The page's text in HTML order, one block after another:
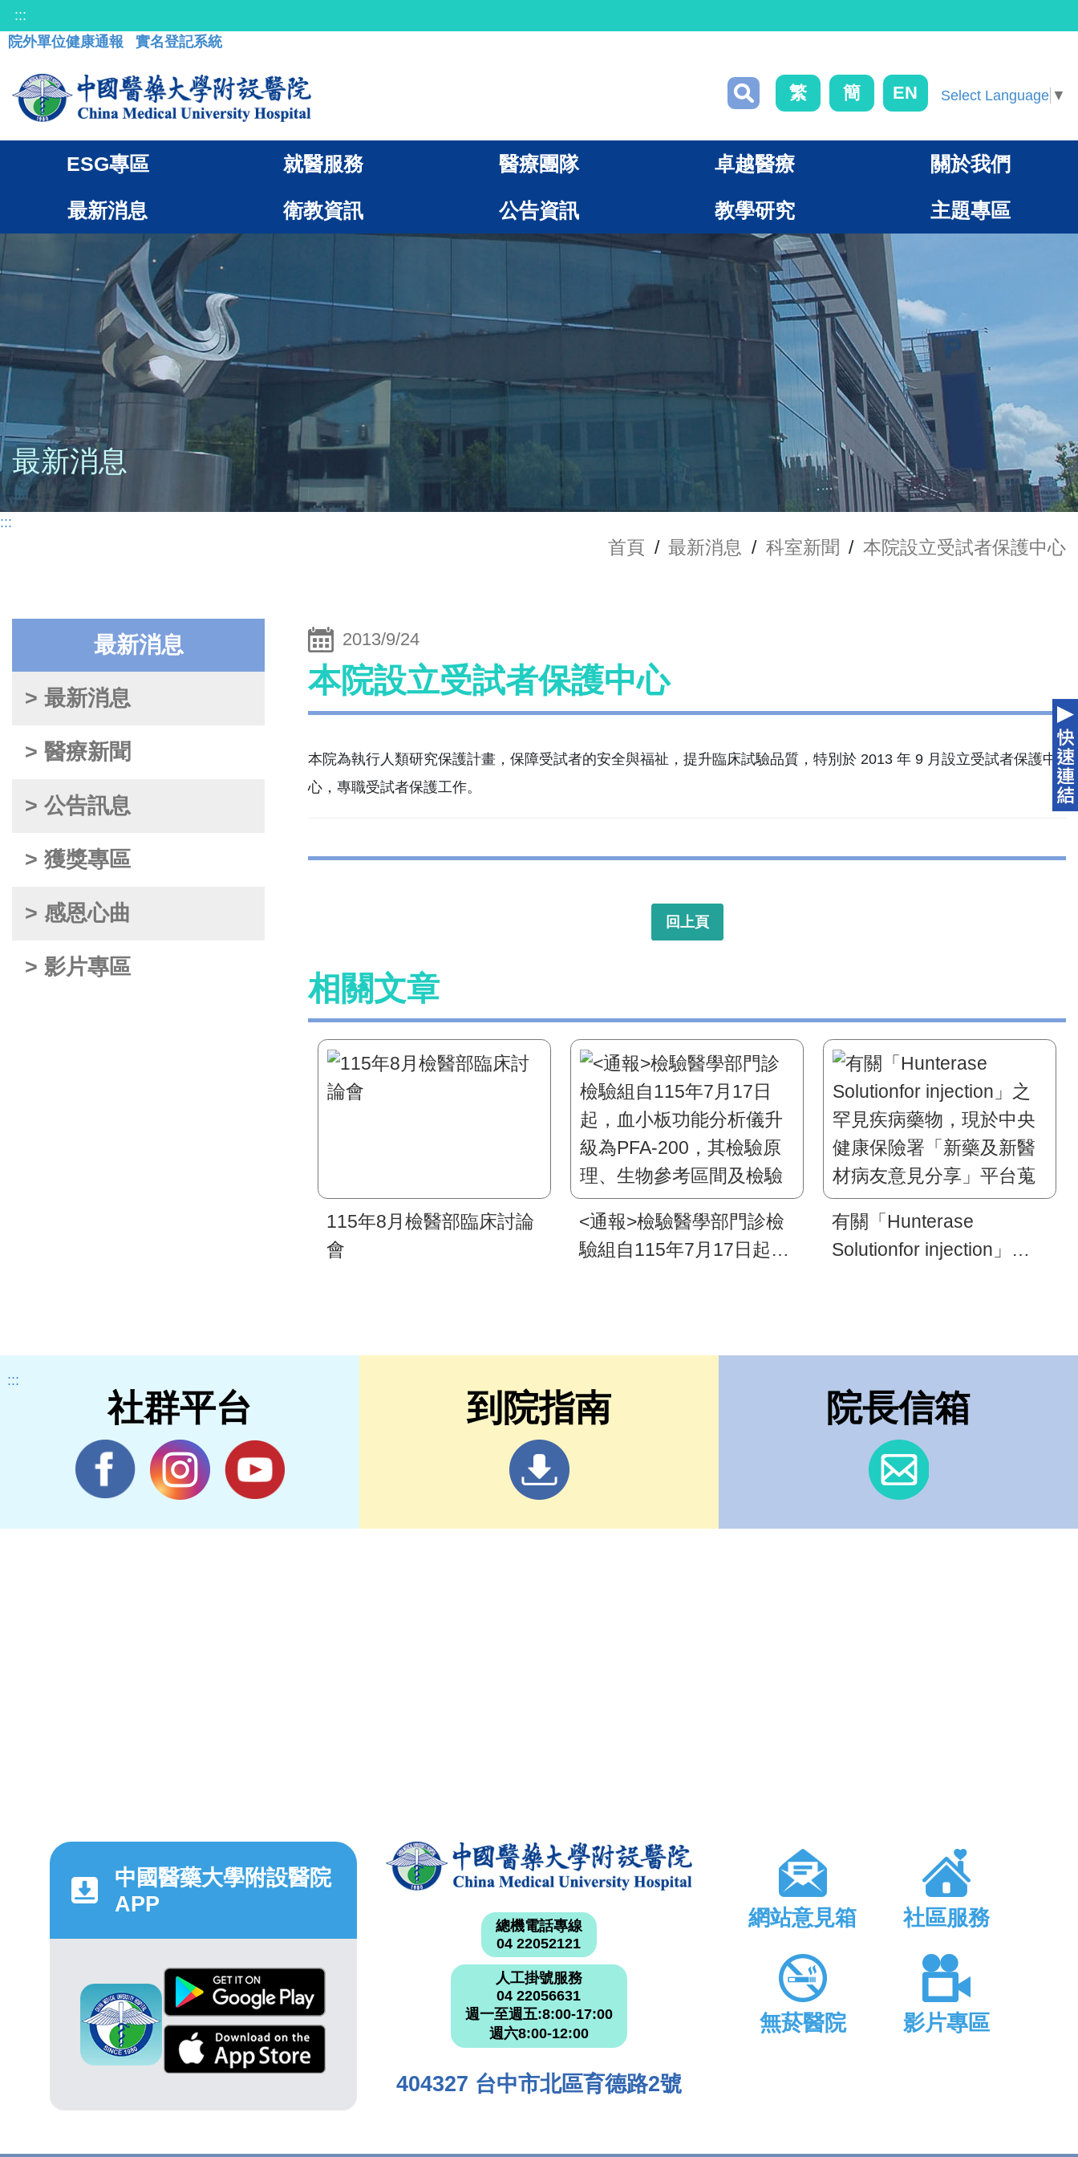
:::
院外單位健康通報
實名登記系統
繁 簡 EN Select Language ▼
ESG專區 就醫服務 醫療團隊 卓越醫療 關於我們
最新消息 衛教資訊 公告資訊 教學研究 主題專區
最新消息
:::
首頁 / 最新消息 / 科室新聞 / 本院設立受試者保護中心
最新消息
> 最新消息
> 醫療新聞
> 公告訊息
> 獲獎專區
> 感恩心曲
> 影片專區
2013/9/24
本院設立受試者保護中心
本院為執行人類研究保護計畫，保障受試者的安全與福祉，提升臨床試驗品質，特別於 2013 年 9 月設立受試者保護中
心，專職受試者保護工作。
回上頁
相關文章
115年8月檢醫部臨床討論
會
<通報>檢驗醫學部門診檢
驗組自115年7月17日起，
皆無異動
有關「Hunterase
Solutionfor injection」之
集意見，敬請踴躍提供寶
貴意見。
:::
社群平台 到院指南 院長信箱
中國醫藥大學附設醫院
APP
總機電話專線
04 22052121
人工掛號服務
04 22056631
週一至週五:8:00-17:00
週六8:00-12:00
404327 台中市北區育德路2號
網站意見箱 社區服務
無菸醫院 影片專區